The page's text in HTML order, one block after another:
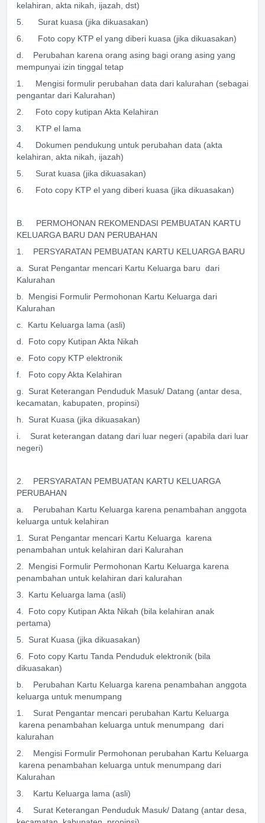
kelahiran, akta nikah, ijazah, dst)
5. Surat kuasa (jika dikuasakan)
6. Foto copy KTP el yang diberi kuasa (jika dikuasakan)
d. Perubahan karena orang asing bagi orang asing yang
mempunyai izin tinggal tetap
1. Mengisi formulir perubahan data dari kalurahan (sebagai
pengantar dari Kalurahan)
2. Foto copy kutipan Akta Kelahiran
3. KTP el lama
4. Dokumen pendukung untuk perubahan data (akta
kelahiran, akta nikah, ijazah)
5. Surat kuasa (jika dikuasakan)
6. Foto copy KTP el yang diberi kuasa (jika dikuasakan)
B. PERMOHONAN REKOMENDASI PEMBUATAN KARTU
KELUARGA BARU DAN PERUBAHAN
1. PERSYARATAN PEMBUATAN KARTU KELUARGA BARU
a. Surat Pengantar mencari Kartu Keluarga baru dari
Kalurahan
b. Mengisi Formulir Permohonan Kartu Keluarga dari
Kalurahan
c. Kartu Keluarga lama (asli)
d. Foto copy Kutipan Akta Nikah
e. Foto copy KTP elektronik
f. Foto copy Akta Kelahiran
g. Surat Keterangan Penduduk Masuk/ Datang (antar desa,
kecamatan, kabupaten, propinsi)
h. Surat Kuasa (jika dikuasakan)
i. Surat keterangan datang dari luar negeri (apabila dari luar
negeri)
2. PERSYARATAN PEMBUATAN KARTU KELUARGA
PERUBAHAN
a. Perubahan Kartu Keluarga karena penambahan anggota
keluarga untuk kelahiran
1. Surat Pengantar mencari Kartu Keluarga karena
penambahan untuk kelahiran dari Kalurahan
2. Mengisi Formulir Permohonan Kartu Keluarga karena
penambahan untuk kelahiran dari kalurahan
3. Kartu Keluarga lama (asli)
4. Foto copy Kutipan Akta Nikah (bila kelahiran anak
pertama)
5. Surat Kuasa (jika dikuasakan)
6. Foto copy Kartu Tanda Penduduk elektronik (bila
dikuasakan)
b. Perubahan Kartu Keluarga karena penambahan anggota
keluarga untuk menumpang
1. Surat Pengantar mencari perubahan Kartu Keluarga
karena penambahan keluarga untuk menumpang dari
kalurahan
2. Mengisi Formulir Permohonan perubahan Kartu Keluarga
karena penambahan keluarga untuk menumpang dari
Kalurahan
3. Kartu Keluarga lama (asli)
4. Surat Keterangan Penduduk Masuk/ Datang (antar desa,